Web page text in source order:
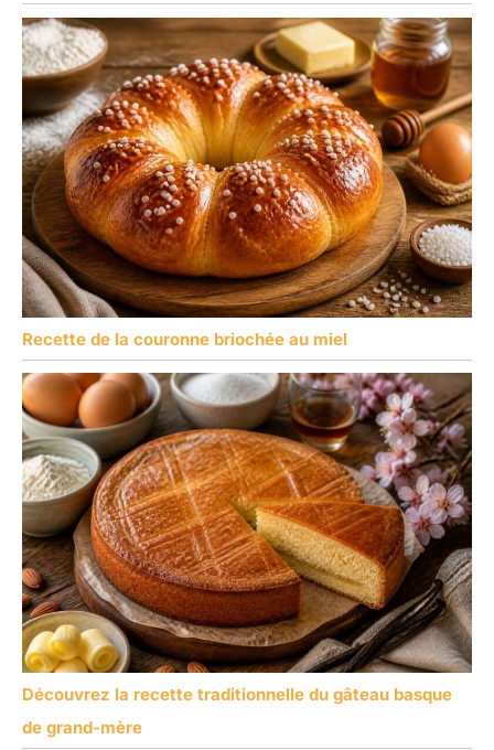
Recette de la couronne briochée au miel
Découvrez la recette traditionnelle du gâteau basque
de grand-mère